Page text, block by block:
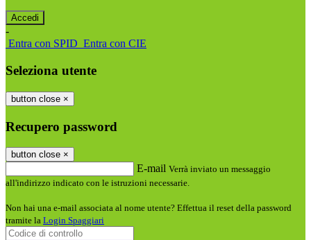
-
Entra con SPID Entra con CIE
Seleziona utente
button close ×
Recupero password
button close ×
E-mail Verrà inviato un messaggio
all'indirizzo indicato con le istruzioni necessarie.
Non hai una e-mail associata al nome utente? Effettua il reset della password
tramite la Login Spaggiari